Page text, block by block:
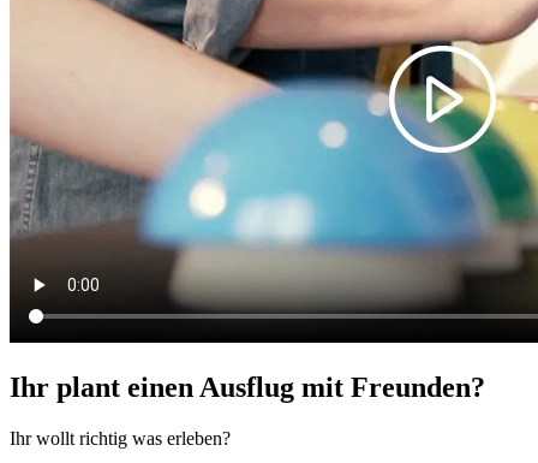
Ihr plant einen Ausflug mit Freunden?
Ihr wollt richtig was erleben?